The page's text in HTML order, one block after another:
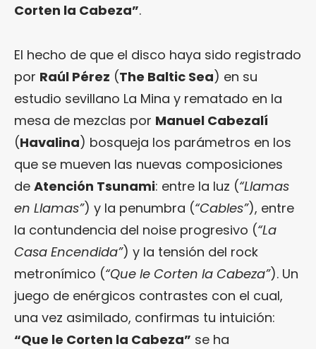
Corten la Cabeza”.
El hecho de que el disco haya sido registrado
por Raúl Pérez (The Baltic Sea) en su
estudio sevillano La Mina y rematado en la
mesa de mezclas por Manuel Cabezalí
(Havalina) bosqueja los parámetros en los
que se mueven las nuevas composiciones
de Atención Tsunami: entre la luz (“Llamas
en Llamas”) y la penumbra (“Cables”), entre
la contundencia del noise progresivo (“La
Casa Encendida”) y la tensión del rock
metronímico (“Que le Corten la Cabeza”). Un
juego de enérgicos contrastes con el cual,
una vez asimilado, confirmas tu intuición:
“Que le Corten la Cabeza” se ha